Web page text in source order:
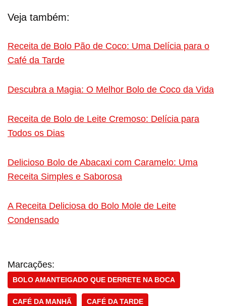
Veja também:
Receita de Bolo Pão de Coco: Uma Delícia para o
Café da Tarde
Descubra a Magia: O Melhor Bolo de Coco da Vida
Receita de Bolo de Leite Cremoso: Delícia para
Todos os Dias
Delicioso Bolo de Abacaxi com Caramelo: Uma
Receita Simples e Saborosa
A Receita Deliciosa do Bolo Mole de Leite
Condensado
Marcações:
BOLO AMANTEIGADO QUE DERRETE NA BOCA
CAFÉ DA MANHÃ CAFÉ DA TARDE